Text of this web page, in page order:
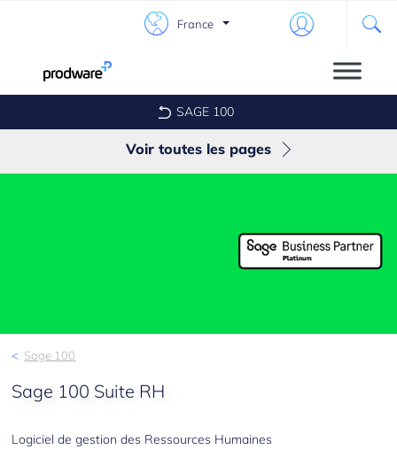
France
SAGE 100
Voir toutes les pages
Comptabilité
Sage 100
Sage 100 Suite RH
Logiciel de gestion des Ressources Humaines